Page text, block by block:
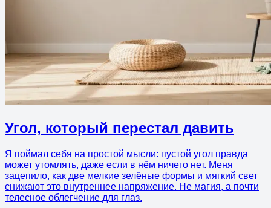
Угол, который перестал давить
Я поймал себя на простой мысли: пустой угол правда
может утомлять, даже если в нём ничего нет. Меня
зацепило, как две мелкие зелёные формы и мягкий свет
снижают это внутреннее напряжение. Не магия, а почти
телесное облегчение для глаз.